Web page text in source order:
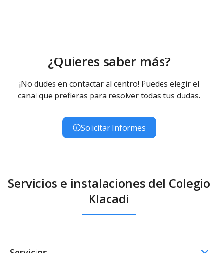
¿Quieres saber más?
¡No dudes en contactar al centro! Puedes elegir el
canal que prefieras para resolver todas tus dudas.
Solicitar Informes
Servicios e instalaciones del Colegio
Klacadi